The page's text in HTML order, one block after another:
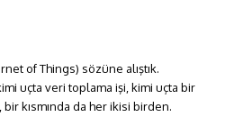
of Things) sözüne alıştık.
uçta veri toplama işi, kimi uçta bir
kısmında da her ikisi birden.